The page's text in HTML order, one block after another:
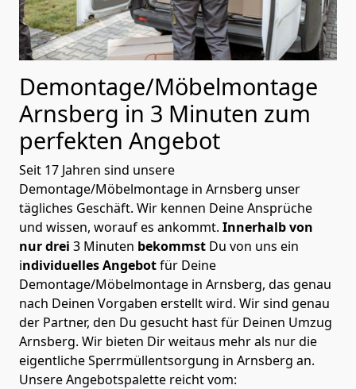
Demontage/Möbelmontage
Arnsberg in 3 Minuten zum
perfekten Angebot
Seit 17 Jahren sind unsere
Demontage/Möbelmontage in Arnsberg unser
tägliches Geschäft. Wir kennen Deine Ansprüche
und wissen, worauf es ankommt. Innerhalb von
nur drei 3 Minuten bekommst Du von uns ein
individuelles Angebotfür Deine
Demontage/Möbelmontage in Arnsberg, das genau
nach Deinen Vorgaben erstellt wird. Wir sind genau
der Partner, den Du gesucht hast für Deinen Umzug
Arnsberg. Wir bieten Dir weitaus mehr als nur die
eigentliche Sperrmüllentsorgung in Arnsberg an.
Unsere Angebotspalette reicht vom: